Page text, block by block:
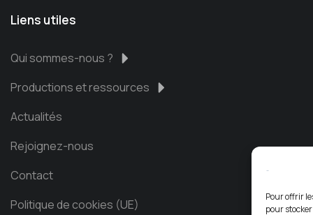
Pour offrir
pour
Liens utiles
Qui sommes-nous ?
Productions et ressources
Actualités
Rejoignez-nous
Contact
Politique de cookies (UE)